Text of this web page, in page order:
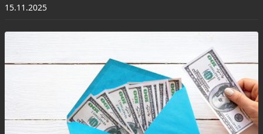
15.11.2025